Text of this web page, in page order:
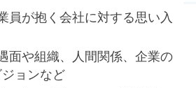
員が抱く会社に対する思い入
面や組織、人間関係、企業の
ョンなど